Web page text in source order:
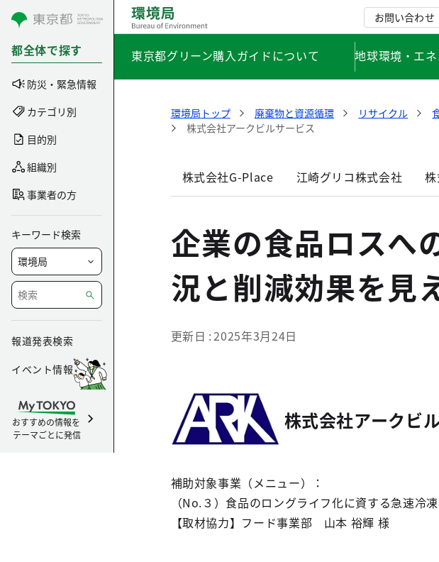
コンテンツにスキップ
都全体で探す
防災・緊急情報
カテゴリ別
目的別
組織別
事業者の方
キーワード検索
報道発表検索
イベント情報
おすすめの情報を
テーマごとに発信
お問い合わせ
東京都グリーン購入ガイドについて 地球環境・エ
環境局トップ 廃棄物と資源循環 リサイクル
株式会社アークビルサービス
株式会社G-Place 江崎グリコ株式会社
企業の食品ロスへ
況と削減効果を見
更新日 2025年3月24日
株式会社アークビ
補助対象事業（メニュー）：
（No.３）食品のロングライフ化に資する急速冷
【取材協力】フード事業部 山本 裕輝 様